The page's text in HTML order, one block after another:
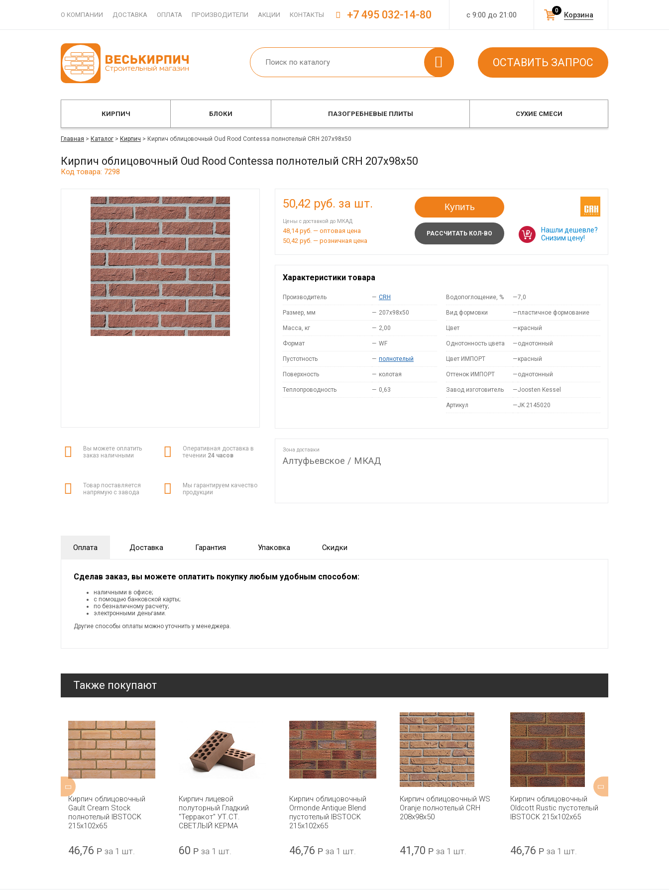
О КОМПАНИИ ДОСТАВКА ОПЛАТА ПРОИЗВОДИТЕЛИ АКЦИИ КОНТАКТЫ с 9:00 до 21:00 Корзина
0
+7 495 032-14-80
ОСТАВИТЬ ЗАПРОС
КИРПИЧ БЛОКИ ПАЗОГРЕБНЕВЫЕ ПЛИТЫ СУХИЕ СМЕСИ
Главная > Каталог > Кирпич > Кирпич облицовочный Oud Rood Contessa полнотелый CRH 207x98x50
Кирпич облицовочный Oud Rood Contessa полнотелый CRH 207x98x50
Код товара: 7298
Вы можете оплатить
заказ наличными
Оперативная доставка в
течении 24 часов
Товар поставляется
напрямую с завода
Мы гарантируем качество
продукции
50,42 руб. за шт.
Цены с доставкой до МКАД
48,14 руб. — оптовая цена
50,42 руб. — розничная цена
Купить
РАССЧИТАТЬ КОЛ-ВО
Нашли дешевле?
Снизим цену!
Характеристики товара
Производитель — CRH
Размер, мм — 207x98x50
Масса, кг — 2,00
Формат — WF
Пустотность — полнотелый
Поверхность — колотая
Теплопроводность — 0,63
Водопоглощение, % —7,0
Вид формовки —пластичное формование
Цвет —красный
Однотонность цвета —однотонный
Цвет ИМПОРТ —красный
Оттенок ИМПОРТ —однотонный
Завод изготовитель —Joosten Kessel
Артикул —JK 2145020
Зона доставки
Алтуфьевское / МКАД
Оплата Доставка Гарантия Упаковка Скидки
Сделав заказ, вы можете оплатить покупку любым удобным способом:
наличными в офисе;
с помощью банковской карты;
по безналичному расчету;
электронными деньгами.
Другие способы оплаты можно уточнить у менеджера.
Также покупают
Кирпич облицовочный
Gault Cream Stock
полнотелый IBSTOCK
215x102x65
46,76 Р за 1 шт.
Кирпич лицевой
полуторный Гладкий
"Терракот" УТ.СТ.
СВЕТЛЫЙ КЕРМА
60 Р за 1 шт.
Кирпич облицовочный
Ormonde Antique Blend
пустотелый IBSTOCK
215x102x65
46,76 Р за 1 шт.
Кирпич облицовочный WS
Oranje полнотелый CRH
208x98x50
41,70 Р за 1 шт.
Кирпич облицовочный
Oldcott Rustic пустотелый
IBSTOCK 215х102х65
46,76 Р за 1 шт.